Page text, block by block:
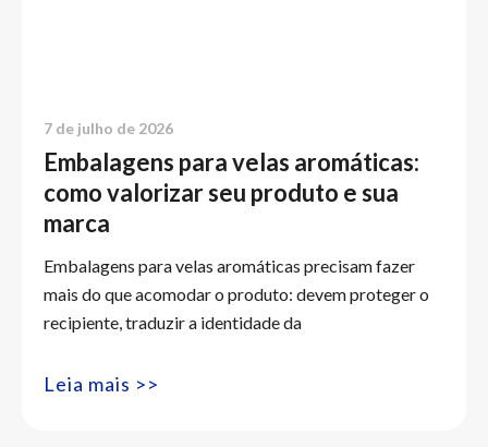
Embalagens para velas aromáticas:
como valorizar seu produto e sua
marca
7 de julho de 2026
Embalagens para velas aromáticas precisam fazer
mais do que acomodar o produto: devem proteger o
recipiente, traduzir a identidade da
Leia mais >>